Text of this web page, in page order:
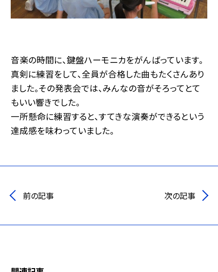
音楽の時間に、鍵盤ハーモニカをがんばっています。
真剣に練習をして、全員が合格した曲もたくさんあり
ました。その発表会では、みんなの音がそろってとて
もいい響きでした。
一所懸命に練習すると、すてきな演奏ができるという
達成感を味わっていました。
前の記事 次の記事